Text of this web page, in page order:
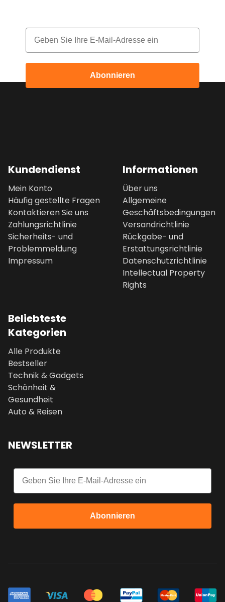
Email
Abonnieren
Kundendienst
Mein Konto
Häufig gestellte Fragen
Kontaktieren Sie uns
Zahlungsrichtlinie
Sicherheits- und
Problemmeldung
Impressum
Informationen
Über uns
Allgemeine
Geschäftsbedingungen
Versandrichtlinie
Rückgabe- und
Erstattungsrichtlinie
Datenschutzrichtlinie
Intellectual Property
Rights
Beliebteste
Kategorien
Alle Produkte
Bestseller
Technik & Gadgets
Schönheit &
Gesundheit
Auto & Reisen
NEWSLETTER
Email
Abonnieren